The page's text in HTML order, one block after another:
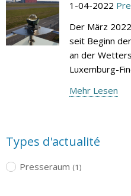
1-04-2022
Der März
seit Beginn
an der
Luxemburg-
Mehr Lesen
Types d'actualité
Presseraum (1)